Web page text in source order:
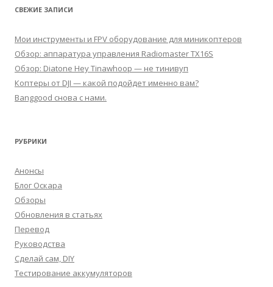
СВЕЖИЕ ЗАПИСИ
Мои инструменты и FPV оборудование для миникоптеров
Обзор: аппаратура управления Radiomaster TX16S
Обзор: Diatone Hey Tinawhoop — не тинивуп
Коптеры от DJI — какой подойдет именно вам?
Banggood снова с нами.
РУБРИКИ
Анонсы
Блог Оскара
Обзоры
Обновления в статьях
Перевод
Руководства
Сделай сам, DIY
Тестирование аккумуляторов